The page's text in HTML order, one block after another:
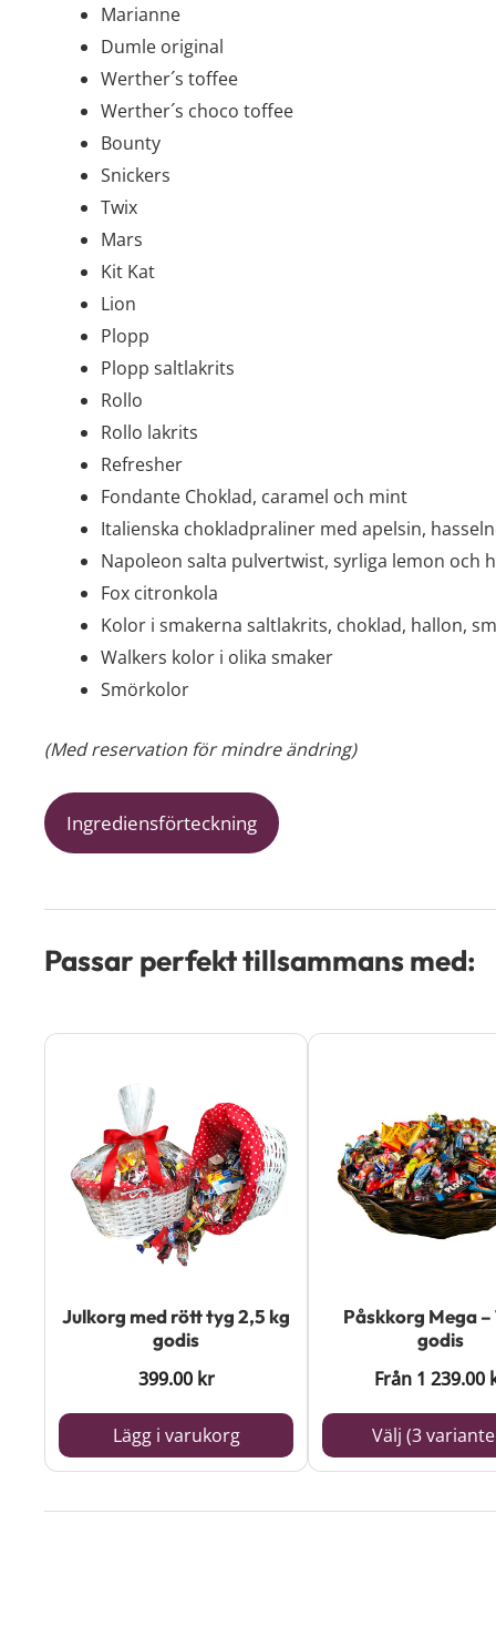
Marianne
Dumle original
Werther´s toffee
Werther´s choco toffee
Bounty
Snickers
Twix
Mars
Kit Kat
Lion
Plopp
Plopp saltlakrits
Rollo
Rollo lakrits
Refresher
Fondante Choklad, caramel och mint
Italienska chokladpraliner med apelsin,
Napoleon salta pulvertwist, syrliga lemon och
Fox citronkola
Kolor i smakerna saltlakrits, choklad, hallon,
Walkers kolor i olika smaker
Smörkolor
(Med reservation för mindre ändring)
Ingrediensförteckning
Passar perfekt tillsammans med:
Julkorg med rött tyg 2,5 kg
godis
399.00 kr
Lägg i varukorg
Påskkorg Mega –
godis
Från 1 239.00
Välj (3
produkten
har
flera
varianter.
alternativen
på
produktsidan